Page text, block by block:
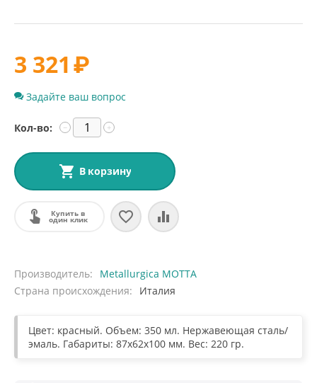
3 321₽
Задайте ваш вопрос
Кол-во: +
−
В корзину
Купить в
один клик
Производитель
Metallurgica MOTTA
Страна происхождения
Италия
Цвет: красный. Объем: 350 мл. Нержавеющая сталь/
эмаль. Габариты: 87х62х100 мм. Вес: 220 гр.